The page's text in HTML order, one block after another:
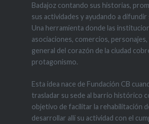
Badajoz contando sus historias,
sus actividades y ayudando a difundir
Una herramienta donde las
asociaciones, comercios, personajes,
general del corazón de la ciudad
protagonismo.
Esta idea nace de Fundación CB
trasladar su sede al barrio histórico
objetivo de facilitar la rehabilitación
desarrollar allí su actividad con el